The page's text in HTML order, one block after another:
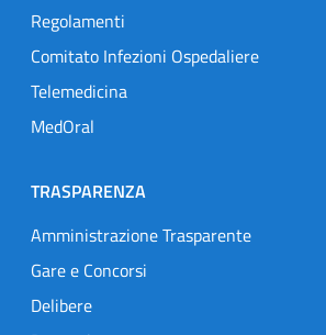
Regolamenti
Comitato Infezioni Ospedaliere
Telemedicina
MedOral
TRASPARENZA
Amministrazione Trasparente
Gare e Concorsi
Delibere